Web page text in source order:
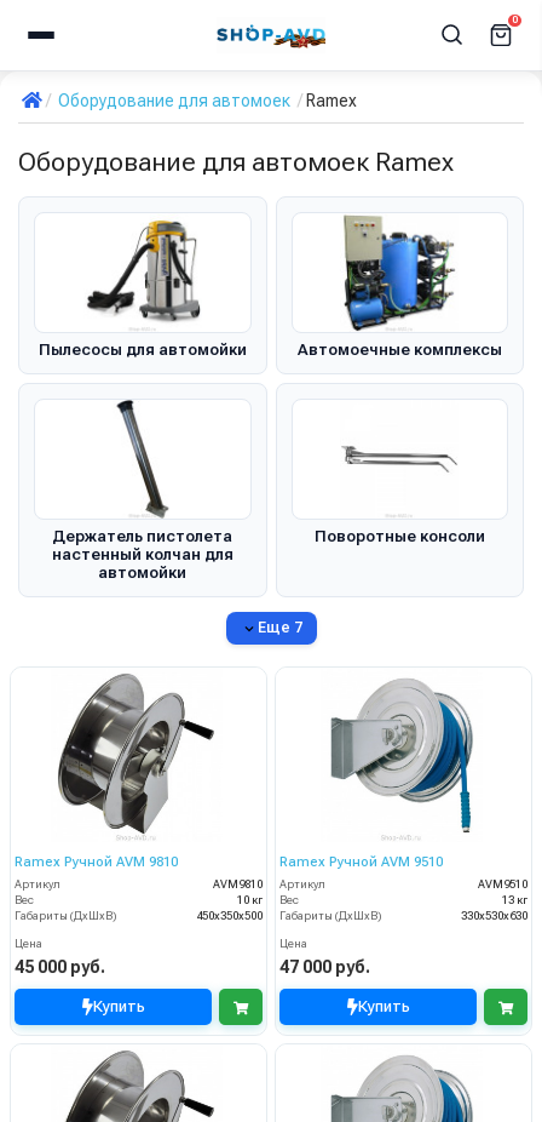
0
Оборудование для автомоек Ramex
Оборудование для автомоек Ramex
Пылесосы для автомойки Автомоечные комплексы
Держатель пистолета
настенный колчан для
автомойки
Поворотные консоли
Еще 7
Ramex Ручной AVM 9810
Артикул
AVM9810
Вес
10 кг
Габариты (ДхШхВ)
450x350x500
Цена
45 000 руб.
Купить
Ramex Ручной AVM 9510
Артикул
AVM9510
Вес
13 кг
Габариты (ДхШхВ)
330x530x630
Цена
47 000 руб.
Купить